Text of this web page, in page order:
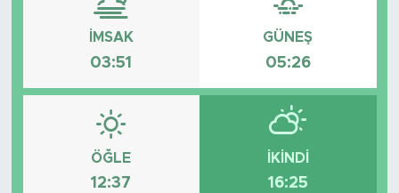
İMSAK
03:51
GÜNEŞ
05:26
ÖĞLE
12:37
İKINDI
16:25